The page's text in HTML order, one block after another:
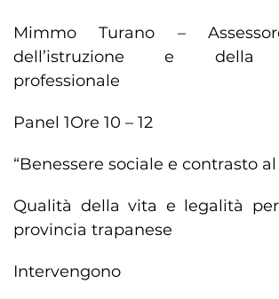
Mimmo Turano –
dell’istruzione e della
professionale
Panel 1Ore 10 – 12
“Benessere sociale e contrasto
Qualità della vita e legalità
provincia trapanese
Intervengono